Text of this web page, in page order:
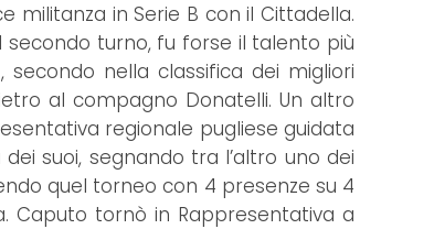
militanza in Serie B con il Cittadella.
secondo turno, fu forse il talento più
nella classifica dei migliori
al compagno Donatelli. Un altro
regionale pugliese guidata
suoi, segnando tra l’altro uno dei
quel torneo con 4 presenze su 4
Caputo tornò in Rappresentativa a